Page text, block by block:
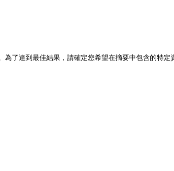
了達到最佳結果，請確定您希望在摘要中包含的特定